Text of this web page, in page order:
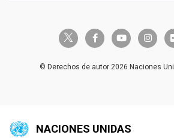
twitter-x facebook-fyoutube
© Derechos de autor 2026 Naciones
NACIONES UNIDAS